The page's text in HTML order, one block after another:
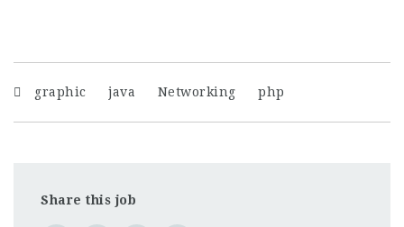
graphic java Networking php
Share this job